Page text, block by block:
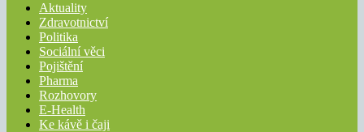
Aktuality
Zdravotnictví
Politika
Sociální věci
Pojištění
Pharma
Rozhovory
E-Health
Ke kávě i čaji